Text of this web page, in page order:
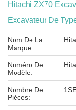
Hitachi ZX70
Excavateur De
Nom De La
Marque:
Numéro De
Modèle:
Nombre De
Pièces: